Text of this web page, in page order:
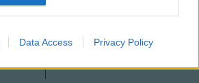
to send me
Data Access Privacy Policy